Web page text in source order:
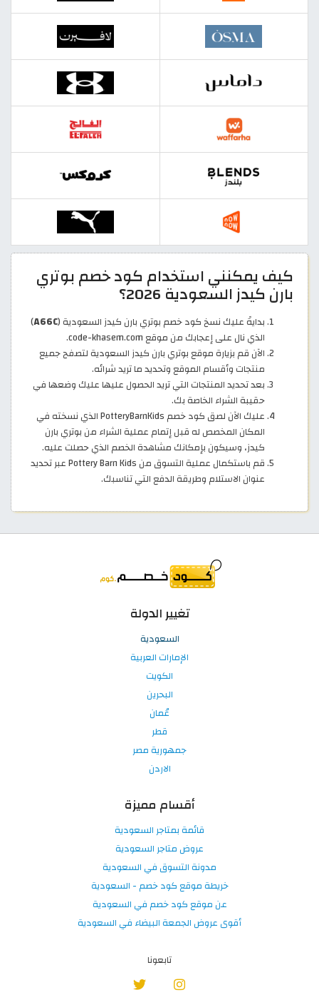
كيف يمكنني استخدام كود خصم بوتري
بارن كيدز السعودية 2026؟
بدايةً عليك نسخ كود خصم بوتري بارن كيدز السعودية (A66C
)
الذي نال على إعجابك من موقع code-khasem.com.
الآن قم بزيارة موقع بوتري بارن كيدز السعودية لتصفح جميع
منتجات وأقسام الموقع وتحديد ما تريد شرائه.
بعد تحديد المنتجات التي تريد الحصول عليها عليك وضعها في
حقيبة الشراء الخاصة بك.
عليك الآن لصق كود خصم PotteryBarnKids الذي نسخته في
المكان المخصص له قبل إتمام عملية الشراء من بوتري بارن
كيدز، وسيكون بإمكانك مشاهدة الخصم الذي حصلت عليه.
قم باستكمال عملية التسوق من Pottery Barn Kids عبر تحديد
عنوان الاستلام وطريقة الدفع التي تناسبك.
تغيير الدولة
السعودية
الإمارات العربية
الكويت
البحرين
عُمان
قطر
جمهورية مصر
الاردن
أقسام مميزة
قائمة بمتاجر السعودية
عروض متاجر السعودية
مدونة التسوق في السعودية
خريطة موقع كود خصم - السعودية
عن موقع كود خصم في السعودية
أقوى عروض الجمعة البيضاء في السعودية
تابعونا